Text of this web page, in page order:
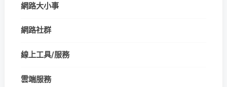
網路大小事
網路社群
線上工具/服務
雲端服務